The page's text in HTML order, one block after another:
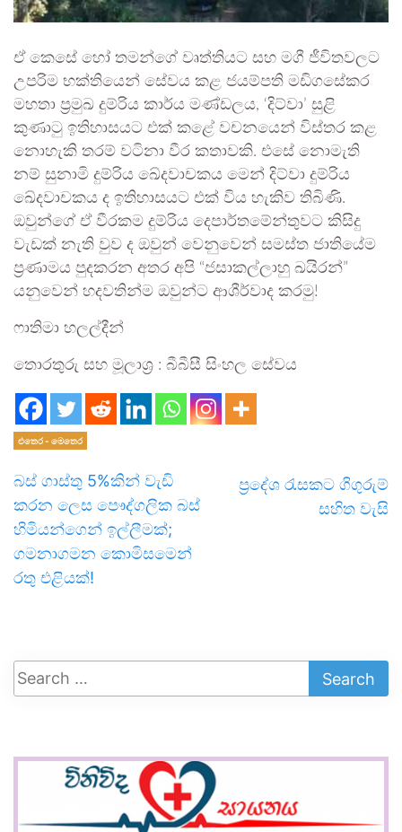
ඒ කෙසේ හෝ තමන්ගේ වෘත්තියට සහ මගී ජීවිතවලට
උපරිම භක්තියෙන් සේවය කළ ජයම්පති මඩිගසේකර
මහතා ප්‍රමුඛ දුම්රිය කාර්ය මණ්ඩලය, ‘දිට්වා’ සුළි
කුණාටු ඉතිහාසයට එක් කළේ වචනයෙන් විස්තර කළ
නොහැකි තරම් වටිනා වීර කතාවකි. එසේ නොමැති
නම් සුනාමි දුම්රිය ඛේදවාචකය මෙන් දිට්වා දුම්රිය
ඛේදවාචකය ද ඉතිහාසයට එක් විය හැකිව තිබිණි.
ඔවුන්ගේ ඒ වීරකම දුම්රිය දෙපාර්තමේන්තුවට කිසිදු
වැඩක් නැති වුව ද ඔවුන් වෙනුවෙන් සමස්ත ජාතියේම
ප්‍රණාමය පුදකරන අතර අපි “ජසාකල්ලාහු ඛයිරන්”
යනුවෙන් හදවතින්ම ඔවුන්ට ආශීර්වාද කරමු!
ෆාතිමා හලල්දීන්
තොරතුරු සහ මූලාශ්‍ර : බීබීසී සිංහල සේවය
එතෙර - මෙතෙර
බස් ගාස්තු 5%කින් වැඩි
කරන ලෙස පෞද්ගලික බස්
හිමියන්ගෙන් ඉල්ලීමක්;
ගමනාගමන කොමිසමෙන්
රතු එළියක්!
ප්‍රදේශ රැසකට ගිගුරුම්
සහිත වැසි